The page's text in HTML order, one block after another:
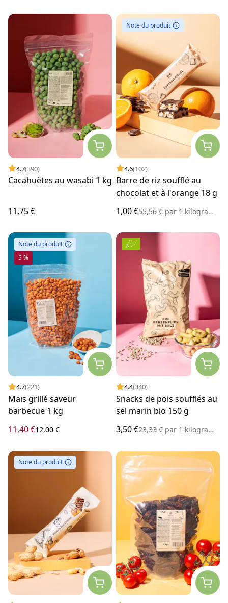
4.7(390)
Cacahuètes au wasabi 1 kg
11,75 €
Note du produit
4.6(102)
Barre de riz soufflé au
chocolat et à l'orange 18 g
1,00 €55,56 € par 1 kilogramme
Note du produit
5 %
4.7(221)
Maïs grillé saveur
barbecue 1 kg
11,40 €12,00 €
4.4(340)
Snacks de pois soufflés au
sel marin bio 150 g
3,50 €23,33 € par 1 kilogramme
Note du produit